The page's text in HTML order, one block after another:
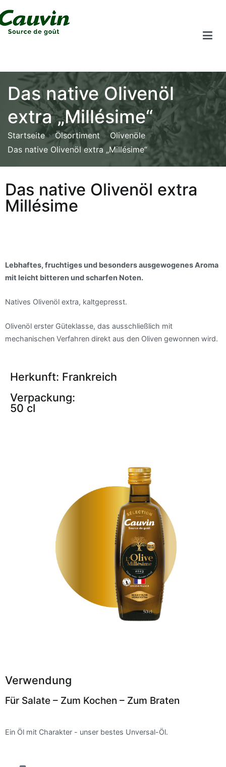
Das native Olivenöl
extra „Millésime“
Startseite Ölsortiment
Olivenöle
Das native Olivenöl extra „Millésime“
Das native Olivenöl extra
Millésime
Lebhaftes, fruchtiges und besonders ausgewogenes Aroma
mit leicht bitteren und scharfen Noten.
Natives Olivenöl extra, kaltgepresst.
Olivenöl erster Güteklasse, das ausschließlich mit
mechanischen Verfahren direkt aus den Oliven gewonnen wird.
Herkunft: Frankreich
Verpackung:
50 cl
Verwendung
Für Salate – Zum Kochen – Zum Braten
Ein Öl mit Charakter - unser bestes Unversal-Öl.